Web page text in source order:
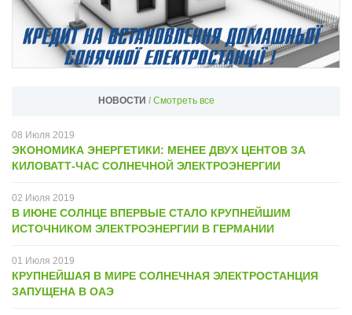
НОВОСТИ / Смотреть все
08 Июля 2019
ЭКОНОМИКА ЭНЕРГЕТИКИ: МЕНЕЕ ДВУХ ЦЕНТОВ ЗА
КИЛОВАТТ-ЧАС СОЛНЕЧНОЙ ЭЛЕКТРОЭНЕРГИИ
02 Июля 2019
В ИЮНЕ CОЛНЦЕ ВПЕРВЫЕ СТАЛО КРУПНЕЙШИМ
ИСТОЧНИКОМ ЭЛЕКТРОЭНЕРГИИ В ГЕРМАНИИ
01 Июля 2019
​КРУПНЕЙШАЯ В МИРЕ СОЛНЕЧНАЯ ЭЛЕКТРОСТАНЦИЯ
ЗАПУЩЕНА В ОАЭ